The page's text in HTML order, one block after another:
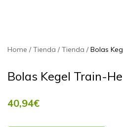
Home Tienda Tienda Bolas
Bolas Kegel Train-
40,94€